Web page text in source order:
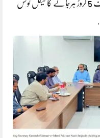
لیسکو SDO مزنگ محمد علی ریاض کے خلاف 5 کروڑ ہرجانے کا لیگل نوٹس